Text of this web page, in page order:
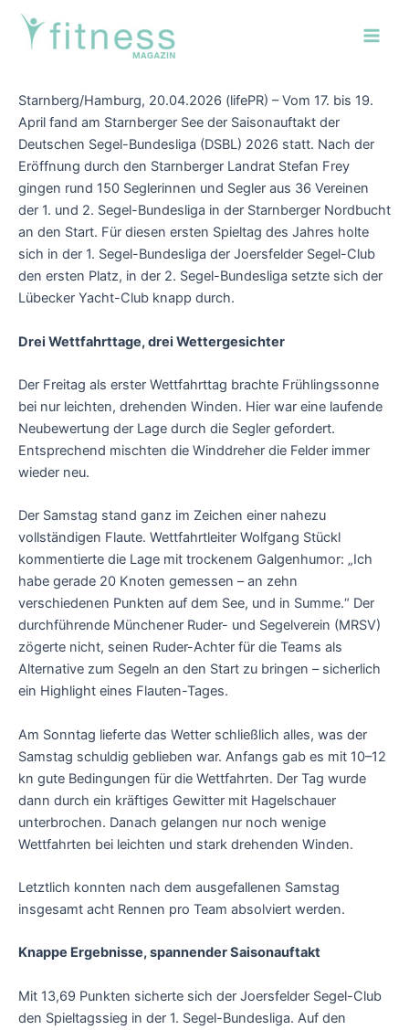
Zum
Inhalt
springen
Starnberg/Hamburg, 20.04.2026 (lifePR) – Vom 17. bis 19.
April fand am Starnberger See der Saisonauftakt der
Deutschen Segel-Bundesliga (DSBL) 2026 statt. Nach der
Eröffnung durch den Starnberger Landrat Stefan Frey
gingen rund 150 Seglerinnen und Segler aus 36 Vereinen
der 1. und 2. Segel-Bundesliga in der Starnberger Nordbucht
an den Start. Für diesen ersten Spieltag des Jahres holte
sich in der 1. Segel-Bundesliga der Joersfelder Segel-Club
den ersten Platz, in der 2. Segel-Bundesliga setzte sich der
Lübecker Yacht-Club knapp durch.
Drei Wettfahrttage, drei Wettergesichter
Der Freitag als erster Wettfahrttag brachte Frühlingssonne
bei nur leichten, drehenden Winden. Hier war eine laufende
Neubewertung der Lage durch die Segler gefordert.
Entsprechend mischten die Winddreher die Felder immer
wieder neu.
Der Samstag stand ganz im Zeichen einer nahezu
vollständigen Flaute. Wettfahrtleiter Wolfgang Stückl
kommentierte die Lage mit trockenem Galgenhumor: „Ich
habe gerade 20 Knoten gemessen – an zehn
verschiedenen Punkten auf dem See, und in Summe.“ Der
durchführende Münchener Ruder- und Segelverein (MRSV)
zögerte nicht, seinen Ruder-Achter für die Teams als
Alternative zum Segeln an den Start zu bringen – sicherlich
ein Highlight eines Flauten-Tages.
Am Sonntag lieferte das Wetter schließlich alles, was der
Samstag schuldig geblieben war. Anfangs gab es mit 10–12
kn gute Bedingungen für die Wettfahrten. Der Tag wurde
dann durch ein kräftiges Gewitter mit Hagelschauer
unterbrochen. Danach gelangen nur noch wenige
Wettfahrten bei leichten und stark drehenden Winden.
Letztlich konnten nach dem ausgefallenen Samstag
insgesamt acht Rennen pro Team absolviert werden.
Knappe Ergebnisse, spannender Saisonauftakt
Mit 13,69 Punkten sicherte sich der Joersfelder Segel-Club
den Spieltagssieg in der 1. Segel-Bundesliga. Auf den
Post
navigation